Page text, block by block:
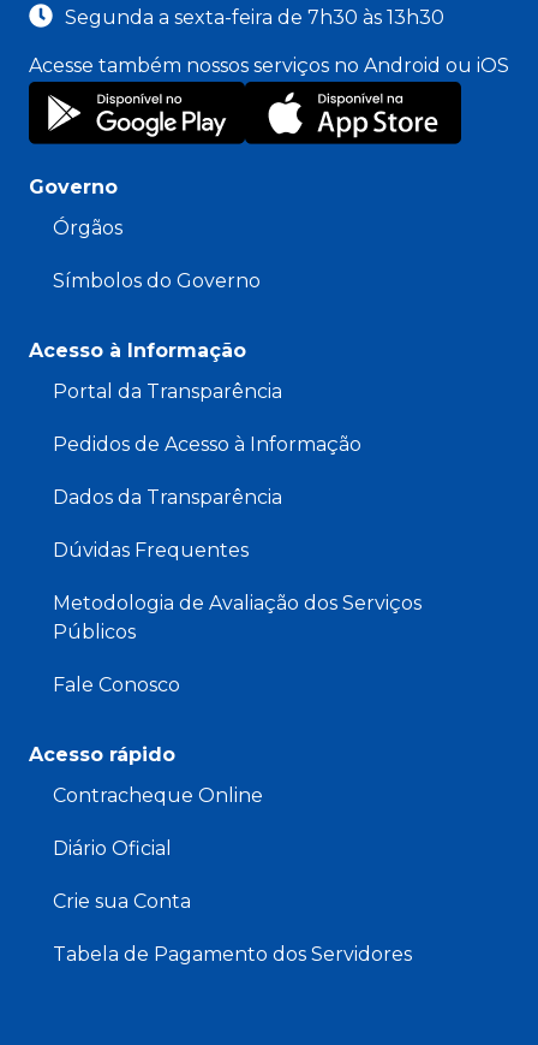
Segunda a sexta-feira de 7h30 às 13h30
Acesse também nossos serviços no Android ou iOS
Governo
Órgãos
Símbolos do Governo
Acesso à Informação
Portal da Transparência
Pedidos de Acesso à Informação
Dados da Transparência
Dúvidas Frequentes
Metodologia de Avaliação dos Serviços
Públicos
Fale Conosco
Acesso rápido
Contracheque Online
Diário Oficial
Crie sua Conta
Tabela de Pagamento dos Servidores